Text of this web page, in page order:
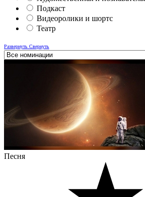
Подкаст
Видеоролики и шортс
Театр
Развернуть Свернуть
Песня